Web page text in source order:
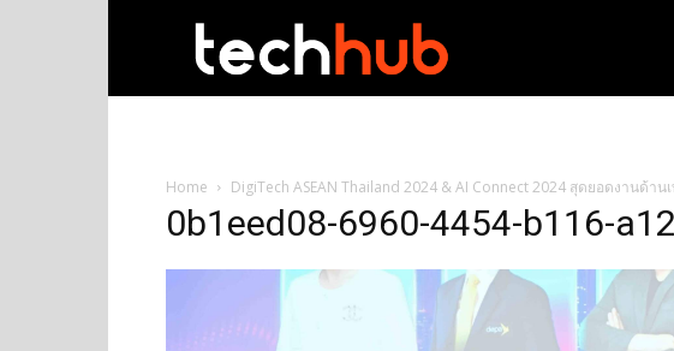
Home DigiTech ASEAN Thailand 2024 & AI Connect 2024 สุดยอดงานด้า
0b1eed08-6960-4454-b116-